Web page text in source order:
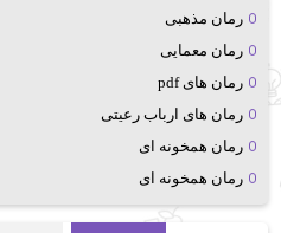
رمان مذهبی
رمان معمایی
رمان های pdf
رمان های ارباب رعیتی
رمان همخونه ای
رمان همخونه ای